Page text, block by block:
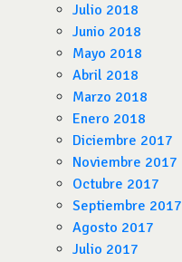
Julio 2018
Junio 2018
Mayo 2018
Abril 2018
Marzo 2018
Enero 2018
Diciembre 2017
Noviembre 2017
Octubre 2017
Septiembre 2017
Agosto 2017
Julio 2017